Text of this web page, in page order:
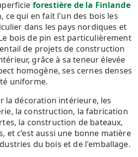
forestière de la Finlande
ce qui en fait l'un des bois les
dans les pays nordiques et
bois de pin est particulièrement
de projets de construction
grâce à sa teneur élevée
homogène, ses cernes denses
uniforme.
la décoration intérieure, les
la construction, la fabrication
la construction de bateaux,
et c’est aussi une bonne matière
du bois et de l'emballage.